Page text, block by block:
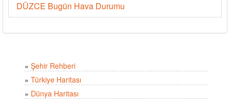
DÜZCE Bugün Hava Durumu
» Şehir Rehberi
» Türkiye Haritası
» Dünya Haritası